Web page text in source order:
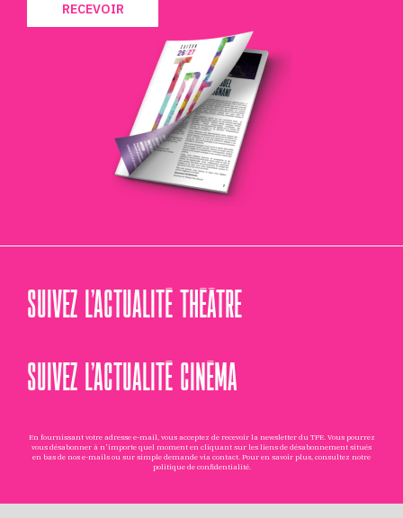
RECEVOIR
SUIVEZ L’ACTUALITÉ THÉÂTRE
SUIVEZ L’ACTUALITÉ CINÉMA
En fournissant votre adresse e-mail, vous acceptez de recevoir la newsletter du TPE. Vous pourrez
vous désabonner à n'importe quel moment en cliquant sur les liens de désabonnement situés
en bas de nos e-mails ou sur simple demande via contact. Pour en savoir plus, consultez notre
politique de confidentialité.